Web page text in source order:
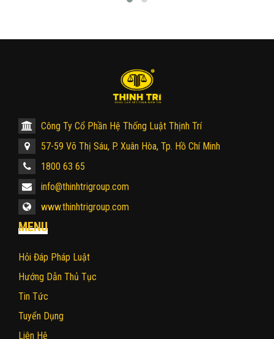
Công Ty Cổ Phần Hệ Thống Luật Thịnh Trí
57-59 Võ Thị Sáu, P. Xuân Hòa, Tp. Hồ Chí Minh
1800 63 65
info@thinhtrigroup.com
www.thinhtrigroup.com
MENU
Hỏi Đáp Pháp Luật
Hướng Dẫn Thủ Tục
Tin Tức
Tuyển Dụng
Liên Hệ